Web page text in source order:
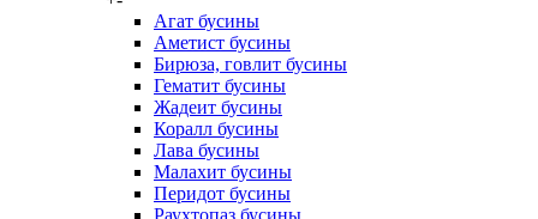
Агат бусины
Аметист бусины
Бирюза, говлит бусины
Гематит бусины
Жадеит бусины
Коралл бусины
Лава бусины
Малахит бусины
Перидот бусины
Раухтопаз бусины